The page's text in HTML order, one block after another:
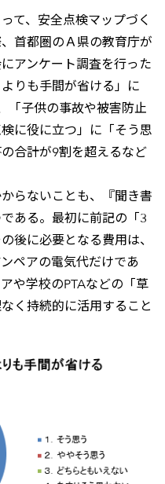
て、安全点検マップづく
首都圏のＡ県の教育庁が
アンケート調査を行った
りも手間が省ける」に
「子供の事故や被害防止
に役に立つ」に「そう思
合計が9割を超えるなど
らないことも、『聞き書
ある。最初に前記の「3
後に必要となる費用は、
ペアの電気代だけであ
や学校のPTAなどの「草
く持続的に活用すること